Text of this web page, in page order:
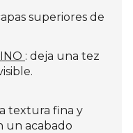
superiores de
: deja una tez
textura fina y
un acabado